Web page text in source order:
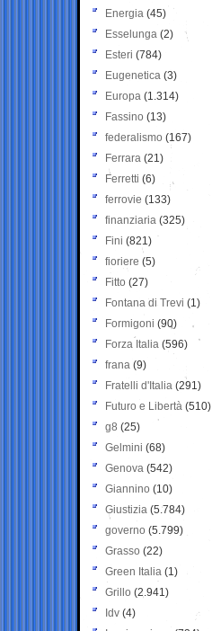
Energia (45)
Esselunga (2)
Esteri (784)
Eugenetica (3)
Europa (1.314)
Fassino (13)
federalismo (167)
Ferrara (21)
Ferretti (6)
ferrovie (133)
finanziaria (325)
Fini (821)
fioriere (5)
Fitto (27)
Fontana di Trevi (1)
Formigoni (90)
Forza Italia (596)
frana (9)
Fratelli d'Italia (291)
Futuro e Libertà (510)
g8 (25)
Gelmini (68)
Genova (542)
Giannino (10)
Giustizia (5.784)
governo (5.799)
Grasso (22)
Green Italia (1)
Grillo (2.941)
Idv (4)